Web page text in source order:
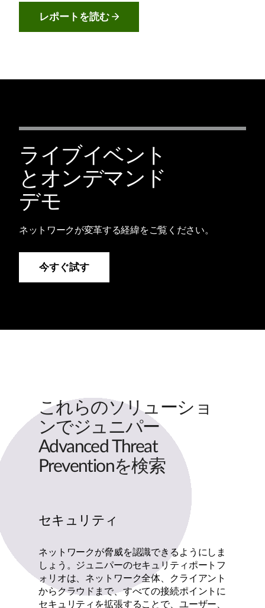
レポートを読む
ライブイベント
とオンデマンド
デモ
ネットワークが変革する経緯をご覧ください。
今すぐ試す
これらのソリューショ
ンでジュニパー
Advanced Threat
Preventionを検索
セキュリティ
ネットワークが脅威を認識できるようにしま
しょう。ジュニパーのセキュリティポートフ
ォリオは、ネットワーク全体、クライアント
からクラウドまで、すべての接続ポイントに
セキュリティを拡張することで、ユーザー、